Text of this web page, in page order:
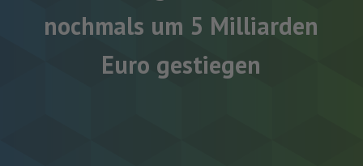
nochmals um 5 Milliarden
Euro gestiegen